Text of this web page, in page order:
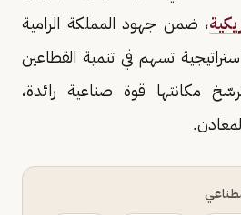
، ضمن جهود المملكة الرامية
تسهم في تنمية القطاعين
مكانتها قوة صناعية رائدة،